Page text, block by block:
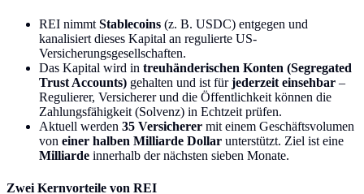
REI nimmt Stablecoins (z. B. USDC) entgegen und
kanalisiert dieses Kapital an regulierte US-
Versicherungsgesellschaften.
Das Kapital wird in treuhänderischen Konten (Segregated
Trust Accounts) gehalten und ist fürjederzeit einsehbar –
Regulierer, Versicherer und die Öffentlichkeit können die
Zahlungsfähigkeit (Solvenz) in Echtzeit prüfen.
Aktuell werden 35 Versicherer mit einem Geschäftsvolumen
von einer halben Milliarde Dollar unterstützt. Ziel ist eine
Milliarde innerhalb der nächsten sieben Monate.
Zwei Kernvorteile von REI